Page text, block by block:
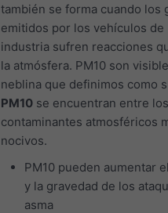
también se forma cuando los
emitidos por los vehículos de
industria sufren reacciones
la atmósfera. PM10 son
neblina que definimos como
PM10 se encuentran entre los
contaminantes atmosféricos
nocivos.
PM10 pueden aumentar
y la gravedad de los
asma